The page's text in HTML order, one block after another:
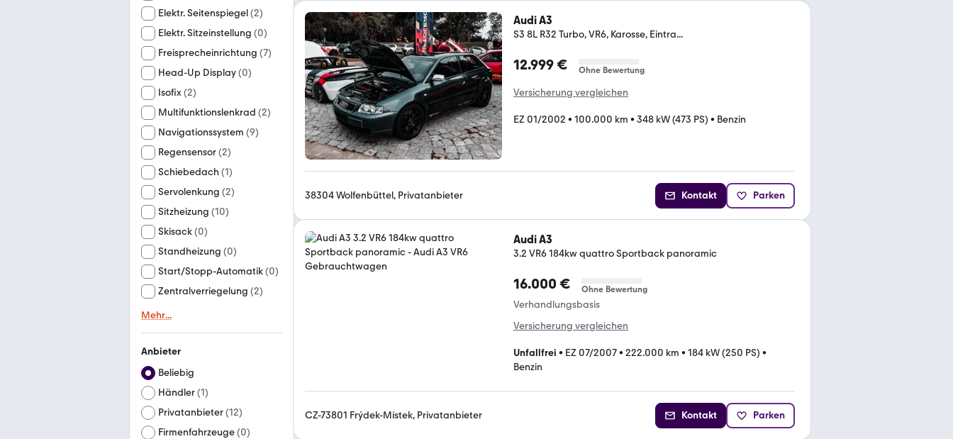
Elektr. Seitenspiegel(2)
Elektr. Sitzeinstellung (0)
Freisprecheinrichtung (7)
Head-Up Display(0)
Isofix(2)
Multifunktionslenkrad (2)
Navigationssystem (9)
Regensensor(2)
Schiebedach (1)
Servolenkung (2)
Sitzheizung (10)
Skisack(0)
Standheizung (0)
Start/Stopp-Automatik(0)
Zentralverriegelung (2)
Mehr...
Anbieter
Beliebig
Händler(1)
Privatanbieter(12)
Firmenfahrzeuge(0)
Audi A3
S3 8L R32 Turbo, VR6, Karosse, Eintra...
12.999 € Ohne Bewertung
Versicherung vergleichen
EZ 01/2002 • 100.000 km • 348 kW (473 PS) • Benzin
38304 Wolfenbüttel, Privatanbieter Kontakt Parken
Audi A3
3.2 VR6 184kw quattro Sportback panoramic
16.000 € Ohne Bewertung
Verhandlungsbasis
Versicherung vergleichen
Unfallfrei • EZ 07/2007• 222.000 km • 184 kW (250 PS) •
Benzin
CZ-73801 Frýdek-Místek, Privatanbieter Kontakt Parken